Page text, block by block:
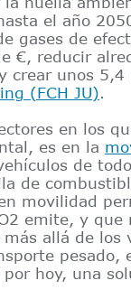
el año
gases de
€, reducir
crear unos
(FCH JU).
en los
es en la
de
de
movilidad
emite, y
allá de
hoy, una